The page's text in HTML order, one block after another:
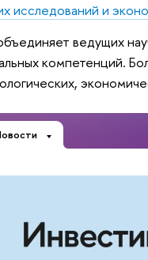
исследований и
ведущих
компетенций.